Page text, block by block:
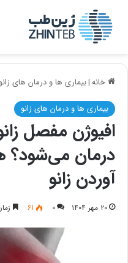
خانه|بیماری ها و درمان های زانو
بیماری ها و درمان های زانو
افیوژن مفصل
درمان می‌شود؟
آوردن زانو
۲۰ مهر ۱۴۰۴ ۰ 61